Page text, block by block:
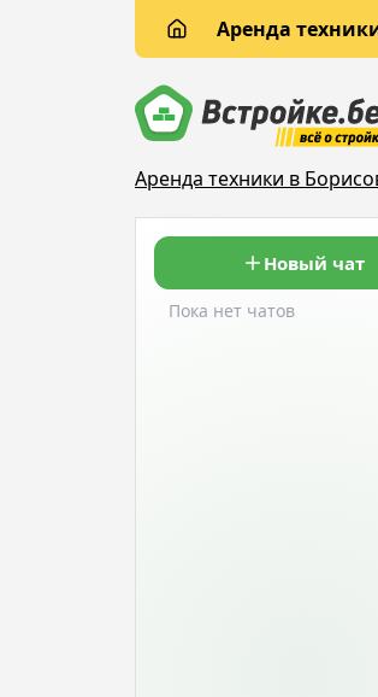
Аренда
Аренда техники в
Новый чат
Пока нет чатов